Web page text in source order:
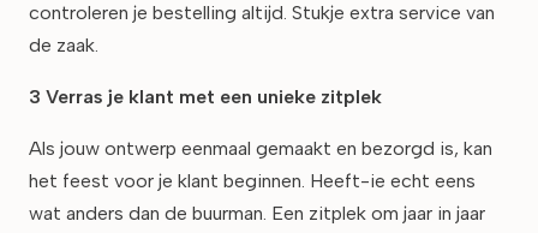
controleren je bestelling altijd. Stukje extra service van
de zaak.
3 Verras je klant met een unieke zitplek
Als jouw ontwerp eenmaal gemaakt en bezorgd is, kan
het feest voor je klant beginnen. Heeft-ie echt eens
wat anders dan de buurman. Een zitplek om jaar in jaar